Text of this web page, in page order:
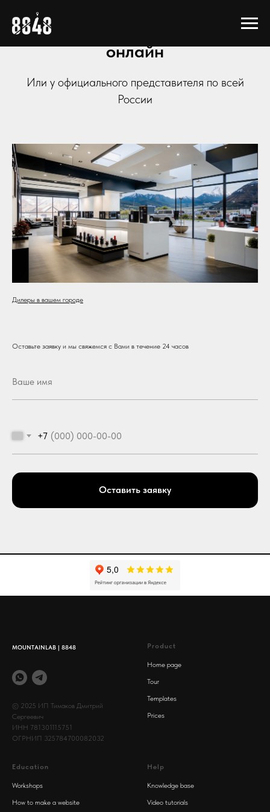
Получить консультацию
онлайн
Или у официального представителя по всей
России
Дилеры в вашем городе
Оставьте заявку и мы свяжемся с Вами в течение 24 часов
+7
Оставить заявку
MOUNTAINLAB | 8848
© 2025 ИП Тимаков Дмитрий
Сергеевич
ИНН 781301115751
ОГРНИП 325784700082032
Product
Home page
Tour
Templates
Prices
Education
Workshops
How to make a website
Help
Knowledge base
Video tutorials